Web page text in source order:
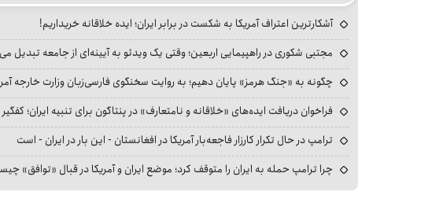
آشکارترین اعتراف آمریکا به شکست در برابر ایران؛ ایده خلاقانه خریداریم!
مجتبی شکوری در راهپیمایی اربعین؛ وقتی یک ویدئو به آیینه‌ای از جامعه تبدیل
چگونه به «جنگ هرمز» پایان دهیم؛ به روایت سخنگوی فارسی‌زبان وزارت خارجه
فراخوان دریافت ایده‌های «خلاقانه و نامتعارف» در پنتاگون برای تنبیه ایران؛
ترامپ در حال تکرار کارزار فاجعه‌بار آمریکا در افغانستان - این بار در ایران - است
چرا ترامپ حمله به ایران را متوقف کرد؛ موضع ایران و آمریکا در قبال «توافق»